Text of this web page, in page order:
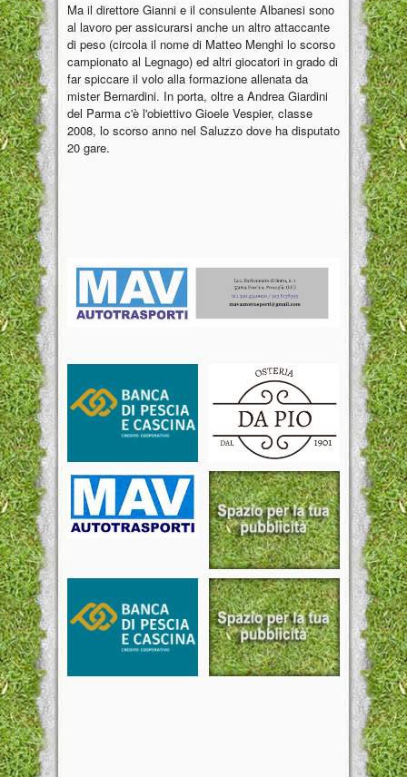
Ma il direttore Gianni e il consulente Albanesi sono
al lavoro per assicurarsi anche un altro attaccante
di peso (circola il nome di Matteo Menghi lo scorso
campionato al Legnago) ed altri giocatori in grado di
far spiccare il volo alla formazione allenata da
mister Bernardini. In porta, oltre a Andrea Giardini
del Parma c'è l'obiettivo Gioele Vespier, classe
2008, lo scorso anno nel Saluzzo dove ha disputato
20 gare.